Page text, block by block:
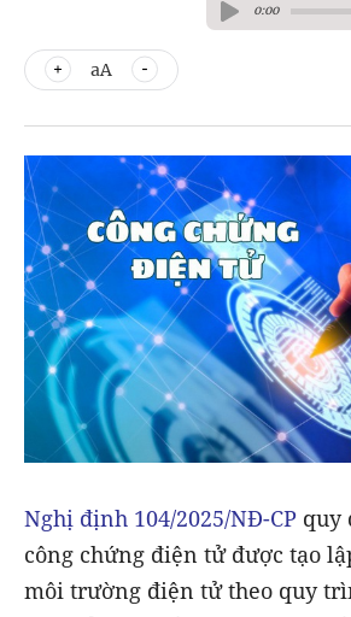
0:00
aA
Nghị định 104/2025/NĐ-CP quy
công chứng điện tử được tạo
môi trường điện tử theo quy